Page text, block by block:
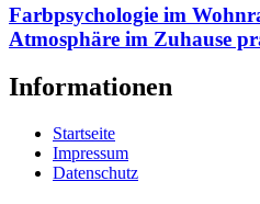
Farbpsychologie im
Atmosphäre im Zuhause
Informationen
Startseite
Impressum
Datenschutz